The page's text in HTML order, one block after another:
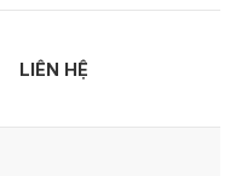
LIÊN HỆ